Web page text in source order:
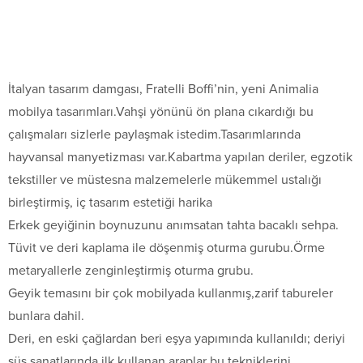
İtalyan tasarım damgası, Fratelli Boffi’nin, yeni Animalia
mobilya tasarımları.Vahşi yönünü ön plana cıkardığı bu
çalışmaları sizlerle paylaşmak istedim.Tasarımlarında
hayvansal manyetizması var.Kabartma yapılan deriler, egzotik
tekstiller ve müstesna malzemelerle mükemmel ustalığı
birleştirmiş, iç tasarım estetiği harika
Erkek geyiğinin boynuzunu anımsatan tahta bacaklı sehpa.
Tüvit ve deri kaplama ile döşenmiş oturma gurubu.Örme
metaryallerle zenginleştirmiş oturma grubu.
Geyik temasını bir çok mobilyada kullanmış,zarif tabureler
bunlara dahil.
Deri, en eski çağlardan beri eşya yapımında kullanıldı; deriyi